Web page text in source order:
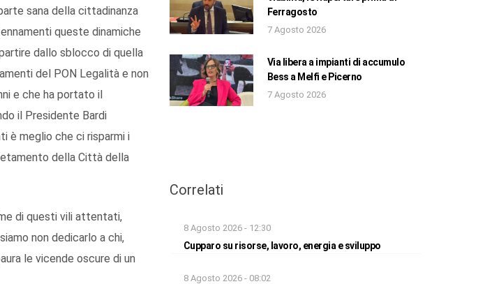
sana della cittadinanza
queste dinamiche
dallo sblocco di quella
del PON Legalità e non
e che ha portato il
il Presidente Bardi
è meglio che ci risparmi i
della Città della
di questi vili attentati,
non dedicarlo a chi,
le vicende oscure di un
Ferragosto
7 Agosto 2026
Via libera a impianti di accumulo
Bess a Melfi e Picerno
7 Agosto 2026
Correlati
8 Agosto 2026 - 12:30
Cupparo su risorse, lavoro, energia e sviluppo
8 Agosto 2026 - 08:02